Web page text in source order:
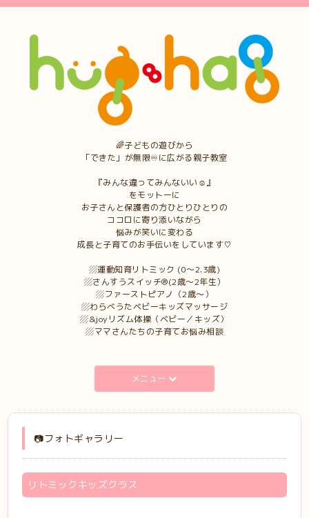
🌈子どもの遊びから
「できた」が無限♾に広がる親子教室
『みんな違ってみんないい☺︎』
をモットーに
お子さんと保護者の方ひとりひとりの
ココロに寄り添いながら
悩みが笑いに変わる
成長と子育てのお手伝いをしています♡
▨運動知育リトミック (0〜2.3歳)
▨さんすうスイッチ®︎(2歳〜2年生）
▨ファーストピアノ（2歳〜）
▨わらべうたベビーキッズマッサージ
▨&joyリズム体操（ベビー／キッズ）
▨ママさんたちの子育てお悩み相談
メニュー
📷フォトギャラリー
リトミックキッズクラス